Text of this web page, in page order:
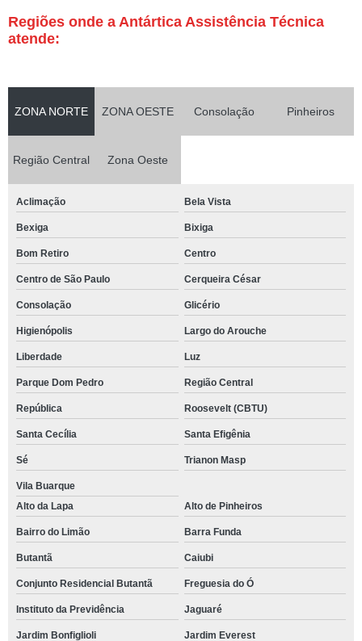
Regiões onde a Antártica Assistência Técnica
atende:
ZONA NORTE ZONA OESTE Consolação Pinheiros
Região Central Zona Oeste
Aclimação Bela Vista
Bexiga Bixiga
Bom Retiro Centro
Centro de São Paulo Cerqueira César
Consolação Glicério
Higienópolis Largo do Arouche
Liberdade Luz
Parque Dom Pedro Região Central
República Roosevelt (CBTU)
Santa Cecília Santa Efigênia
Sé Trianon Masp
Vila Buarque
Alto da Lapa
Alto de Pinheiros
Bairro do Limão Barra Funda
Butantã Caiubi
Conjunto Residencial Butantã Freguesia do Ó
Instituto da Previdência Jaguaré
Jardim Bonfiglioli Jardim Everest